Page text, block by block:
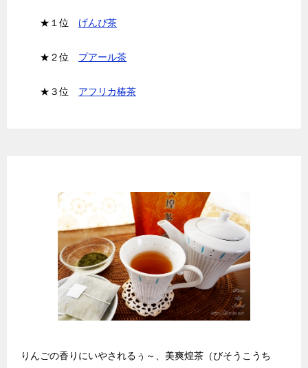
★１位 げんぴ茶
★２位 プアール茶
★３位 アフリカ椿茶
りんごの香りにいやされるぅ～、美爽煌茶（びそうこうち